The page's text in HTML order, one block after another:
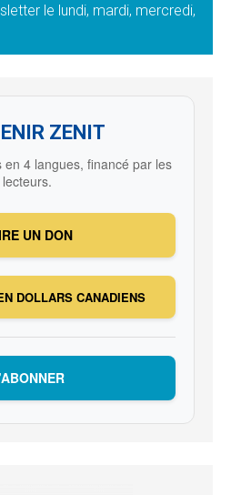
le lundi, mardi, mercredi,
ZENIT
en 4 langues, financé par les
lecteurs.
UN DON
DOLLARS CANADIENS